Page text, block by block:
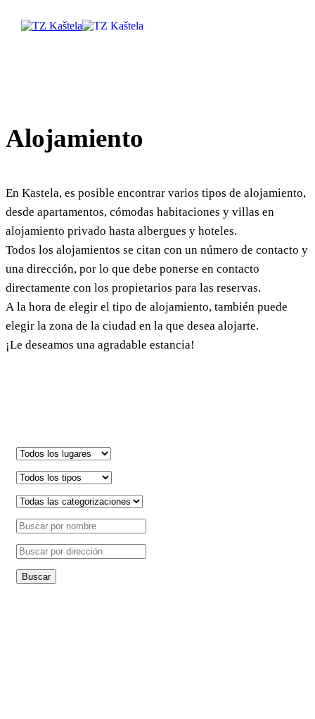
Destino
Información
Multimedia
Safe in Dalmatia
es
Alojamiento
En Kastela, es posible encontrar varios tipos de alojamiento,
desde apartamentos, cómodas habitaciones y villas en
alojamiento privado hasta albergues y hoteles.
Todos los alojamientos se citan con un número de contacto y
una dirección, por lo que debe ponerse en contacto
directamente con los propietarios para las reservas.
A la hora de elegir el tipo de alojamiento, también puede
elegir la zona de la ciudad en la que desea alojarte.
¡Le deseamos una agradable estancia!